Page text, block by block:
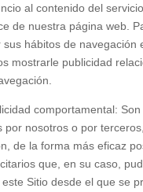
al contenido del
de nuestra página web.
hábitos de navegación
mostrarle publicidad
comportamental:
por nosotros o por
de la forma más eficaz
que, en su caso,
Sitio desde el que se